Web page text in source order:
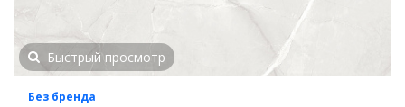
Быстрый просмотр
Без бренда